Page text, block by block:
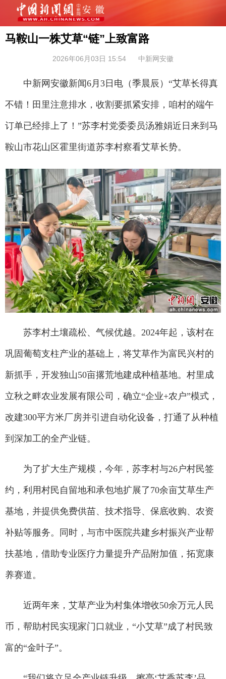
马鞍山一株艾草“链”上致富路
2026年06月03日 15:54 中新网安徽
中新网安徽新闻6月3日电（季晨辰）“艾草长得真
不错！田里注意排水，收割要抓紧安排，咱村的端午
订单已经排上了！”苏李村党委委员汤雅娟近日来到马
鞍山市花山区霍里街道苏李村察看艾草长势。
苏李村土壤疏松、气候优越。2024年起，该村在
巩固葡萄支柱产业的基础上，将艾草作为富民兴村的
新抓手，开发独山50亩撂荒地建成种植基地。村里成
立秋之畔农业发展有限公司，确立“企业+农户”模式，
改建300平方米厂房并引进自动化设备，打通了从种植
到深加工的全产业链。
为了扩大生产规模，今年，苏李村与26户村民签
约，利用村民自留地和承包地扩展了70余亩艾草生产
基地，并提供免费供苗、技术指导、保底收购、农资
补贴等服务。同时，与市中医院共建乡村振兴产业帮
扶基地，借助专业医疗力量提升产品附加值，拓宽康
养赛道。
近两年来，艾草产业为村集体增收50余万元人民
币，帮助村民实现家门口就业，“小艾草”成了村民致
富的“金叶子”。